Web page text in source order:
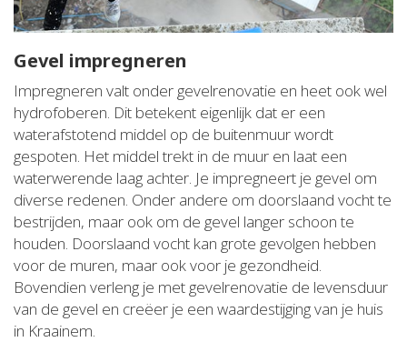
Gevel impregneren
Impregneren valt onder gevelrenovatie en heet ook wel
hydrofoberen. Dit betekent eigenlijk dat er een
waterafstotend middel op de buitenmuur wordt
gespoten. Het middel trekt in de muur en laat een
waterwerende laag achter. Je impregneert je gevel om
diverse redenen. Onder andere om doorslaand vocht te
bestrijden, maar ook om de gevel langer schoon te
houden. Doorslaand vocht kan grote gevolgen hebben
voor de muren, maar ook voor je gezondheid.
Bovendien verleng je met gevelrenovatie de levensduur
van de gevel en creëer je een waardestijging van je huis
in Kraainem.